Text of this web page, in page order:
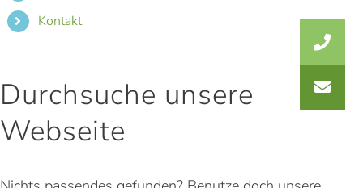
Kontakt
Durchsuche unsere
Webseite